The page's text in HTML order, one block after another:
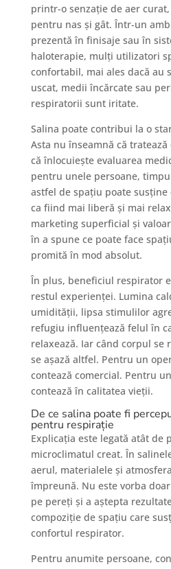
printr-o senzație de aer
pentru nas și gât. Într-un
prezentă în finisaje sau în
haloterapie, mulți utilizatori
confortabil, mai ales dacă au
uscat, medii încărcate sau
respiratorii sunt iritate.
Salina poate contribui la o
Asta nu înseamnă că
că înlocuiește evaluarea
pentru unele persoane,
astfel de spațiu poate
ca fiind mai liberă și mai
marketing superficial și
în a spune ce poate face
promită în mod absolut.
În plus, beneficiul respirator
restul experienței. Lumina
umidității, lipsa stimulilor
refugiu influențează felul în
relaxează. Iar când corpul se
se așază altfel. Pentru un
contează comercial. Pentru
contează în calitatea vieții.
De ce salina poate fi
pentru respirație
Explicația este legată atât de
microclimatul creat. În
aerul, materialele și
împreună. Nu este vorba
pe pereți și a aștepta
compoziție de spațiu care
confortul respirator.
Pentru anumite persoane,